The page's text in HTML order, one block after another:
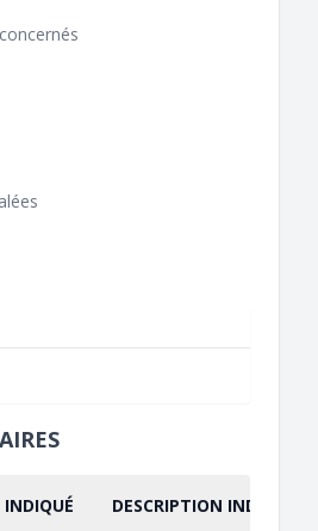
INDIQUÉ DESCRIPTION INDIQUÉE